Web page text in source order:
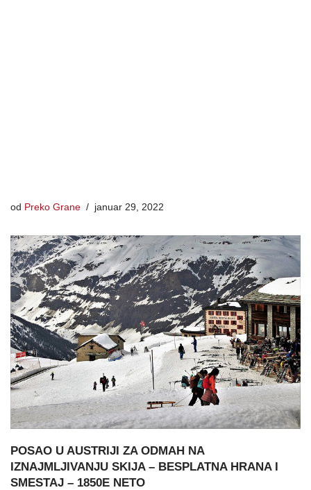
od Preko Grane januar 29, 2022
POSAO U AUSTRIJI ZA ODMAH NA
IZNAJMLJIVANJU SKIJA – BESPLATNA HRANA I
SMESTAJ – 1850E NETO